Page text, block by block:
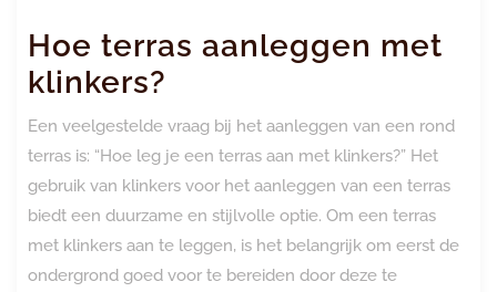
Hoe terras aanleggen met
klinkers?
Een veelgestelde vraag bij het aanleggen van een rond
terras is: “Hoe leg je een terras aan met klinkers?” Het
gebruik van klinkers voor het aanleggen van een terras
biedt een duurzame en stijlvolle optie. Om een terras
met klinkers aan te leggen, is het belangrijk om eerst de
ondergrond goed voor te bereiden door deze te